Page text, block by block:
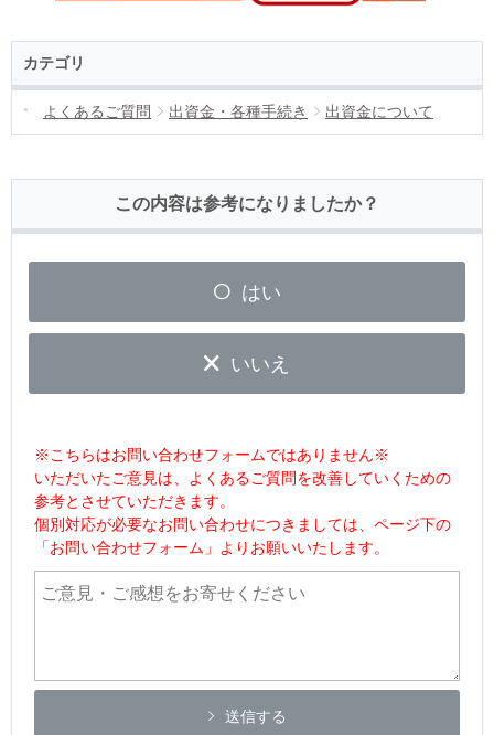
カテゴリ
よくあるご質問 出資金・各種手続き 出資金について
この内容は参考になりましたか？
はい
いいえ
※こちらはお問い合わせフォームではありません※
いただいたご意見は、よくあるご質問を改善していくための
参考とさせていただきます。
個別対応が必要なお問い合わせにつきましては、ページ下の
「お問い合わせフォーム」よりお願いいたします。
送信する